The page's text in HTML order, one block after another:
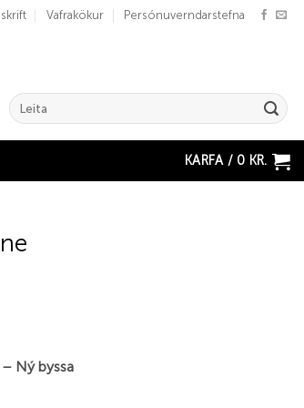
Vafrakökur Persónuverndarstefna
Search
for:
KARFA / 0 KR.
Ný byssa